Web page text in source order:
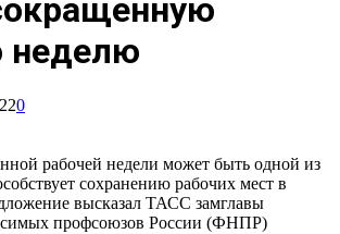
неделю
0
рабочей недели может быть одной из
сохранению рабочих мест в
высказал ТАСС замглавы
профсоюзов России (ФНПР)